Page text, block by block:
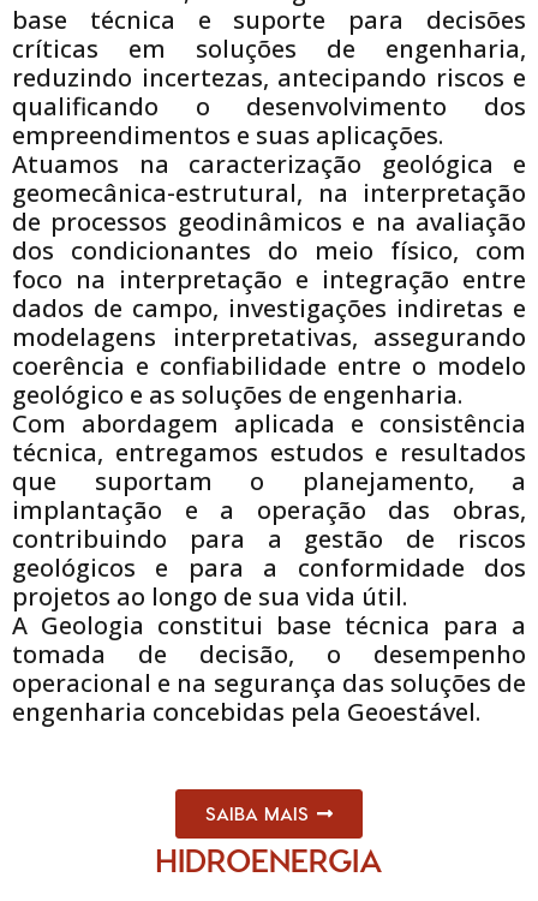
base técnica e suporte para decisões
críticas em soluções de engenharia,
reduzindo incertezas, antecipando riscos e
qualificando o desenvolvimento dos
empreendimentos e suas aplicações.
Atuamos na caracterização geológica e
geomecânica-estrutural, na interpretação
de processos geodinâmicos e na avaliação
dos condicionantes do meio físico, com
foco na interpretação e integração entre
dados de campo, investigações indiretas e
modelagens interpretativas, assegurando
coerência e confiabilidade entre o modelo
geológico e as soluções de engenharia.
Com abordagem aplicada e consistência
técnica, entregamos estudos e resultados
que suportam o planejamento, a
implantação e a operação das obras,
contribuindo para a gestão de riscos
geológicos e para a conformidade dos
projetos ao longo de sua vida útil.
A Geologia constitui base técnica para a
tomada de decisão, o desempenho
operacional e na segurança das soluções de
engenharia concebidas pela Geoestável.
SAIBA MAIS
HIDROENERGIA